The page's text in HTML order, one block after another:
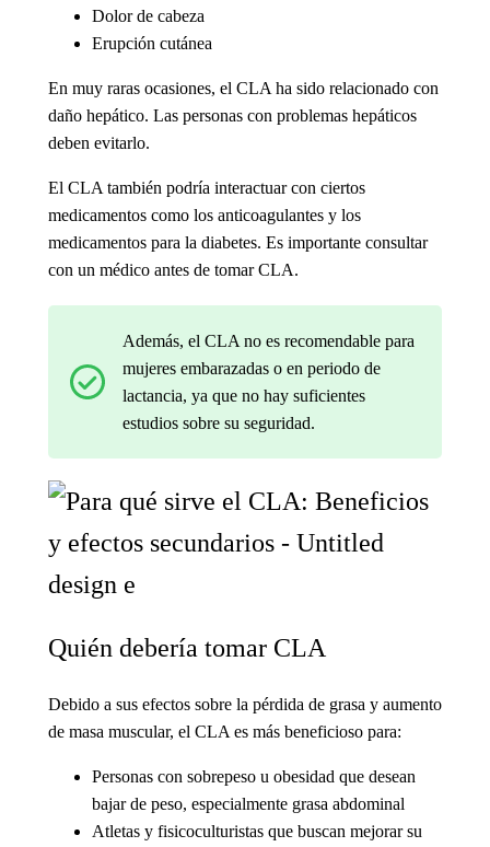
Dolor de cabeza
Erupción cutánea
En muy raras ocasiones, el CLA ha sido relacionado con
daño hepático. Las personas con problemas hepáticos
deben evitarlo.
El CLA también podría interactuar con ciertos
medicamentos como los anticoagulantes y los
medicamentos para la diabetes. Es importante consultar
con un médico antes de tomar CLA.
Además, el CLA no es recomendable para
mujeres embarazadas o en periodo de
lactancia, ya que no hay suficientes
estudios sobre su seguridad.
Quién debería tomar CLA
Debido a sus efectos sobre la pérdida de grasa y aumento
de masa muscular, el CLA es más beneficioso para:
Personas con sobrepeso u obesidad que desean
bajar de peso, especialmente grasa abdominal
Atletas y fisicoculturistas que buscan mejorar su